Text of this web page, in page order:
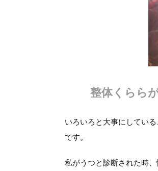
整体くらら
いろいろと大事にしてい
です。
私がうつと診断された時